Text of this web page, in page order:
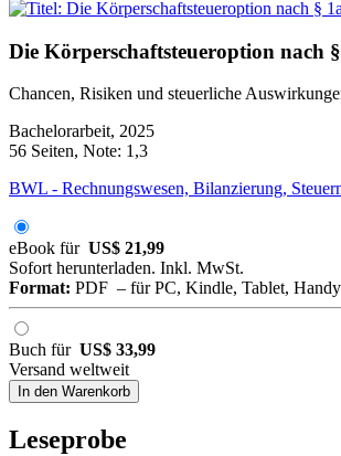
Die Körperschaftsteueroption nach
Chancen, Risiken und steuerliche
Bachelorarbeit, 2025
56 Seiten, Note: 1,3
BWL - Rechnungswesen, Bilanzierung,
eBook für US$ 21,99
Sofort herunterladen. Inkl. MwSt.
Format: PDF – für PC, Kindle, Tablet,
Buch für US$ 33,99
Versand weltweit
In den Warenkorb
Leseprobe